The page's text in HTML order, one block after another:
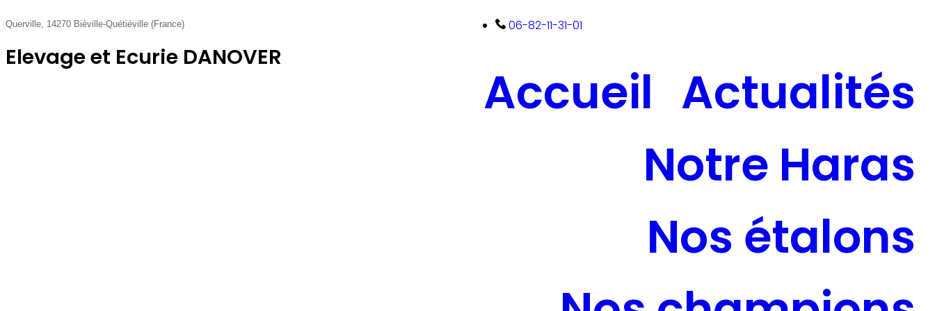
Querville, 14270 Biéville-Quétiéville (France) 06-82-11-31-01
Elevage et Ecurie DANOVER
Accueil Actualités
Notre Haras
Nos étalons